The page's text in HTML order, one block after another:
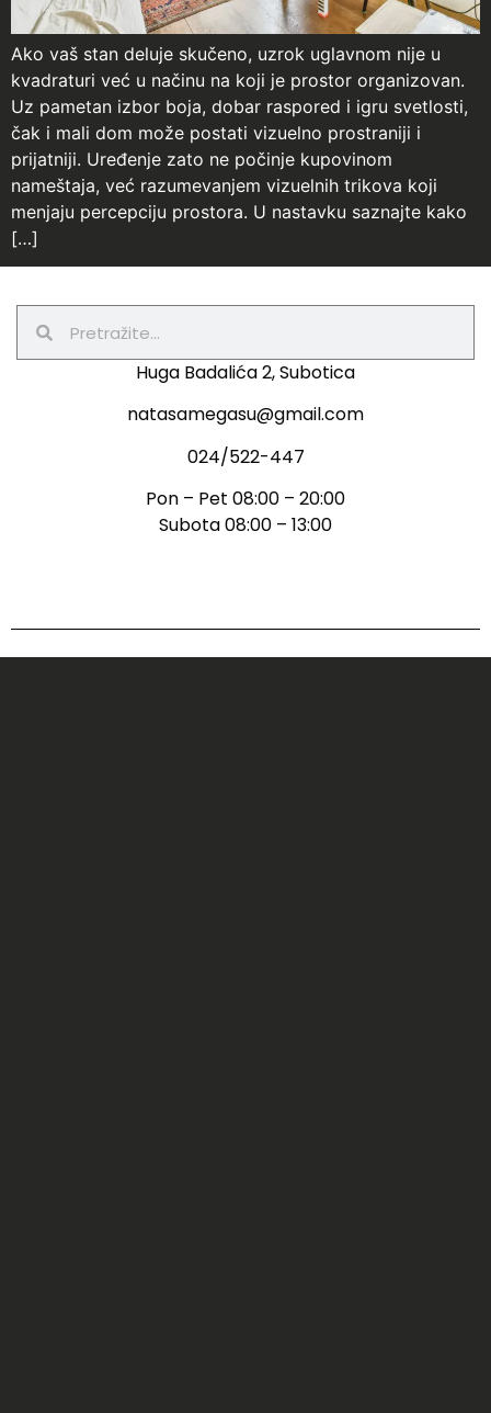
Ako vaš stan deluje skučeno, uzrok uglavnom nije u
kvadraturi već u načinu na koji je prostor organizovan.
Uz pametan izbor boja, dobar raspored i igru svetlosti,
čak i mali dom može postati vizuelno prostraniji i
prijatniji. Uređenje zato ne počinje kupovinom
nameštaja, već razumevanjem vizuelnih trikova koji
menjaju percepciju prostora. U nastavku saznajte kako
[…]
Huga Badalića 2, Subotica
natasamegasu@gmail.com
024/522-447
Pon – Pet 08:00 – 20:00
Subota 08:00 – 13:00